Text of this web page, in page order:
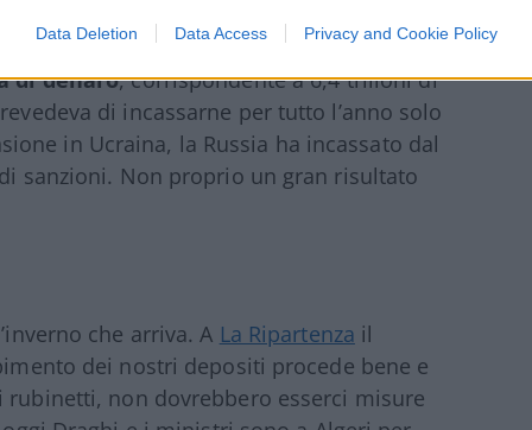
Data Deletion Data Access Privacy and Cookie Policy
delle Finanze russo, infatti, nei
qualcosa come 115 miliardi di dollari
di denaro, corrispondente a 6,4 trilioni di
di incassarne per tutto l’anno solo
in Ucraina, la Russia ha incassato dal
sanzioni. Non proprio un gran risultato
che arriva. A La Ripartenza il
dei nostri depositi procede bene e
non dovrebbero esserci misure